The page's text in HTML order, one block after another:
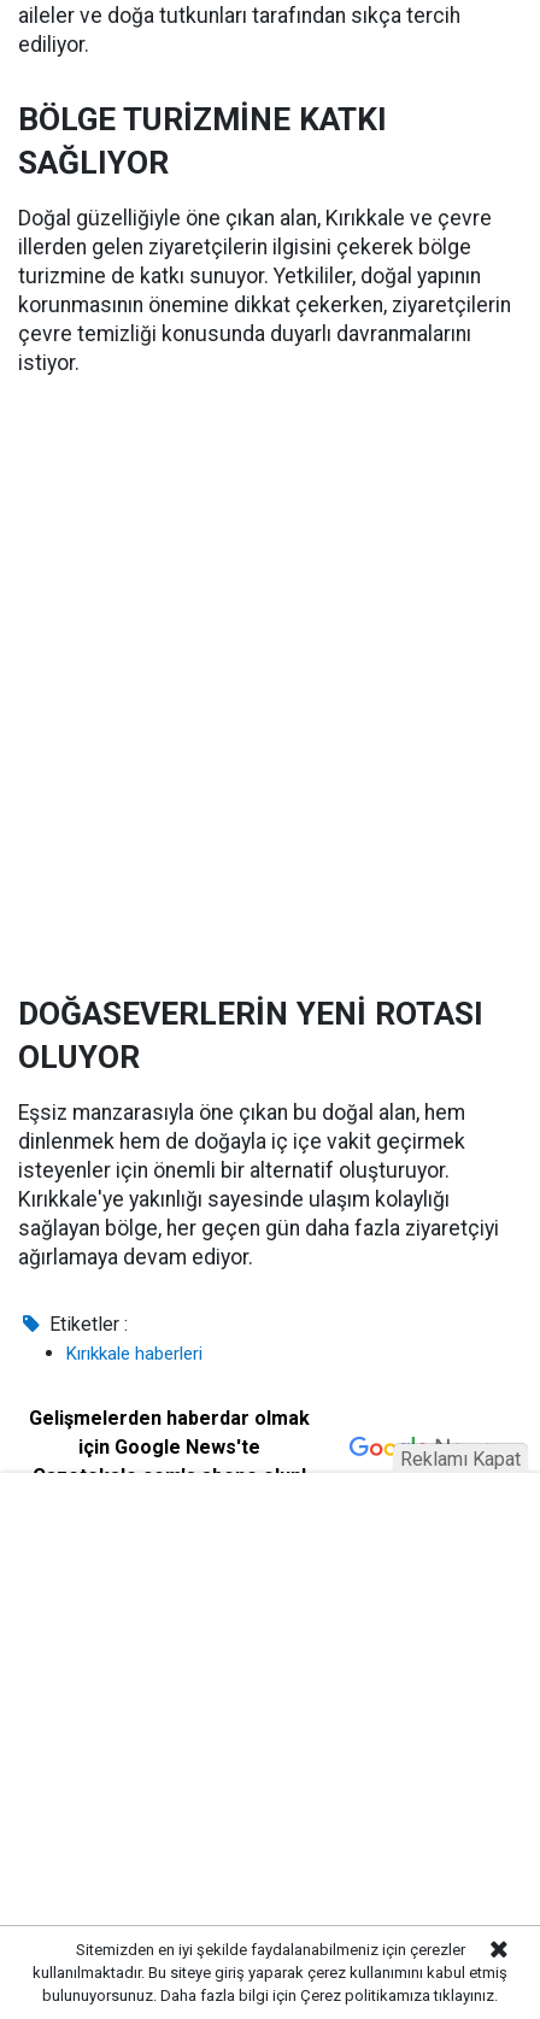
aileler ve doğa tutkunları tarafından sıkça tercih
ediliyor.
BÖLGE TURİZMİNE KATKI
SAĞLIYOR
Doğal güzelliğiyle öne çıkan alan, Kırıkkale ve çevre
illerden gelen ziyaretçilerin ilgisini çekerek bölge
turizmine de katkı sunuyor. Yetkililer, doğal yapının
korunmasının önemine dikkat çekerken, ziyaretçilerin
çevre temizliği konusunda duyarlı davranmalarını
istiyor.
DOĞASEVERLERİN YENİ ROTASI
OLUYOR
Eşsiz manzarasıyla öne çıkan bu doğal alan, hem
dinlenmek hem de doğayla iç içe vakit geçirmek
isteyenler için önemli bir alternatif oluşturuyor.
Kırıkkale'ye yakınlığı sayesinde ulaşım kolaylığı
sağlayan bölge, her geçen gün daha fazla ziyaretçiyi
ağırlamaya devam ediyor.
Etiketler :
Kırıkkale haberleri
Gelişmelerden haberdar olmak
için Google News'te
Gazetekale.com'a abone olun!
UYARI:Küfür, hakaret, rencide edici cümleler veya imalar, inançlara saldırı
içeren, imla kuralları ile yazılmamış,
Türkçe karakter kullanılmayan ve büyük harflerle yazılmış yorumlar
onaylanmamaktadır.
Sitemizden en iyi şekilde faydalanabilmeniz için çerezler
kullanılmaktadır. Bu siteye giriş yaparak çerez kullanımını kabul etmiş
bulunuyorsunuz. Daha fazla bilgi için Çerez politikamıza tıklayınız.
Reklamı Kapat